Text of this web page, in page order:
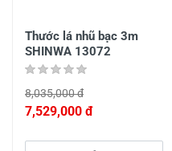
Thước lá nhũ bạc 3m
SHINWA 13072
8,035,000 đ
7,529,000 đ